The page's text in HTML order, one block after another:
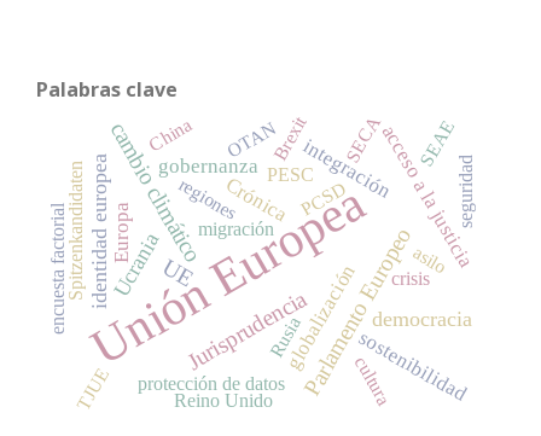
Palabras clave
Unión Europea
Parlamento Europeo
UE
cambio climático
Jurisprudencia democracia
identidad europeaUcrania
Europa
Crónica integración
gobernanza acceso a la justicia
globalizaciónsostenibilidad
migración
crisis
PCSD
regiones
Rusia
Brexit
Spitzenkandidaten
encuesta factorial
protección de datos cultura
PESC seguridad
Reino Unido
China
TJUE
OTAN SEAE
SECA
asilo